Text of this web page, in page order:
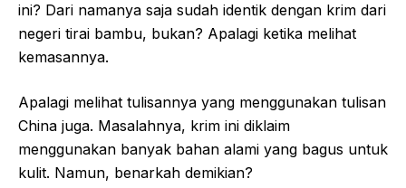
ini? Dari namanya saja sudah identik dengan krim dari
negeri tirai bambu, bukan? Apalagi ketika melihat
kemasannya.
Apalagi melihat tulisannya yang menggunakan tulisan
China juga. Masalahnya, krim ini diklaim
menggunakan banyak bahan alami yang bagus untuk
kulit. Namun, benarkah demikian?